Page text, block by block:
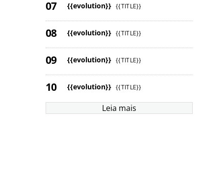
{{evolution}} {{TITLE}}
{{evolution}} {{TITLE}}
{{evolution}} {{TITLE}}
{{evolution}} {{TITLE}}
Leia mais